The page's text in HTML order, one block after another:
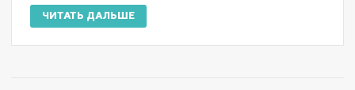
ЧИТАТЬ ДАЛЬШЕ